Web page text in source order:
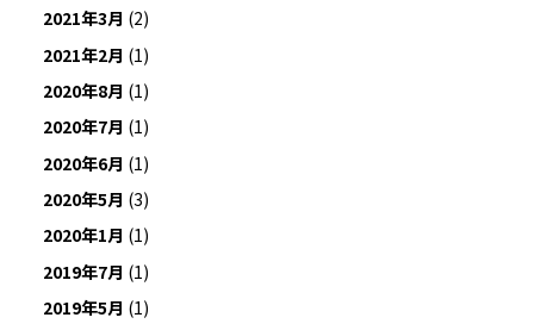
2021年3月 (2)
2021年2月 (1)
2020年8月 (1)
2020年7月 (1)
2020年6月 (1)
2020年5月 (3)
2020年1月 (1)
2019年7月 (1)
2019年5月 (1)